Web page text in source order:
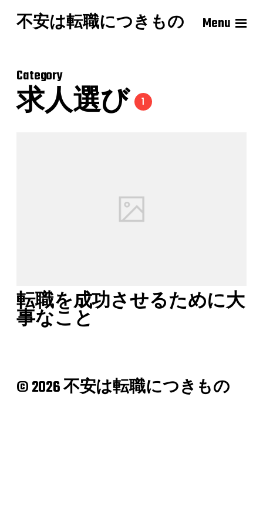
不安は転職につきもの Menu
Category
求人選び 1
転職を成功させるために大
事なこと
© 2026 不安は転職につきもの